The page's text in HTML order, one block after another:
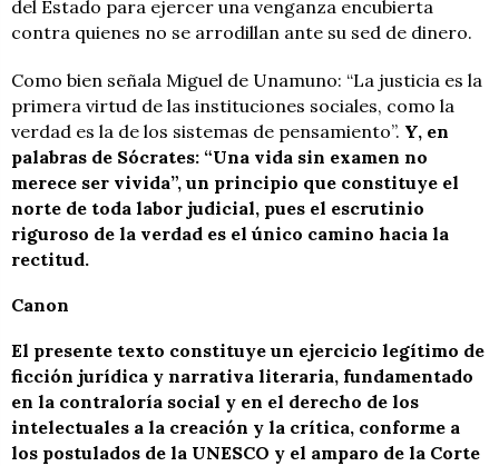
del Estado para ejercer una venganza encubierta
contra quienes no se arrodillan ante su sed de dinero.
Como bien señala Miguel de Unamuno: “La justicia es la
primera virtud de las instituciones sociales, como la
verdad es la de los sistemas de pensamiento”. Y, en
palabras de Sócrates: “Una vida sin examen no
merece ser vivida”, un principio que constituye el
norte de toda labor judicial, pues el escrutinio
riguroso de la verdad es el único camino hacia la
rectitud.
Canon
El presente texto constituye un ejercicio legítimo de
ficción jurídica y narrativa literaria, fundamentado
en la contraloría social y en el derecho de los
intelectuales a la creación y la crítica, conforme a
los postulados de la UNESCO y el amparo de la Corte